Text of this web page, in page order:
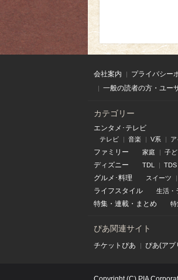
会社案内 プライバシー
一般の読者の方・ユー
カテゴリー
エンタメ･テレビ
テレビ 音楽 V系
ファミリー 家庭 子ど
ディズニー TDL TDS
グルメ･料理 スイーツ
ライフスタイル 生活・
特集 ・ 連載 ・ まとめ 特
ぴあ関連サイト
チケットぴあ ぴあ(アプ